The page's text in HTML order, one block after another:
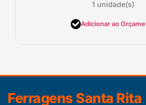
1 unidade(s)
Adicionar ao
Ferragens Santa Rita